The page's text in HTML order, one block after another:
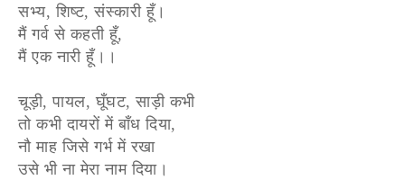
सभ्य, शिष्ट, संस्कारी हूँ।
मैं गर्व से कहती हूँ,
मैं एक नारी हूँ।।
चूड़ी, पायल, घूँघट, साड़ी कभी
तो कभी दायरों में बाँध दिया,
नौ माह जिसे गर्भ में रखा
उसे भी ना मेरा नाम दिया।